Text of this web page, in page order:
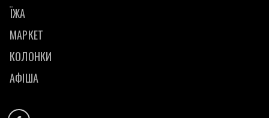
ЇЖА
МАРКЕТ
КОЛОНКИ
АФІША